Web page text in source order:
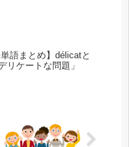
単語まとめ】délicatと
リケートな問題」